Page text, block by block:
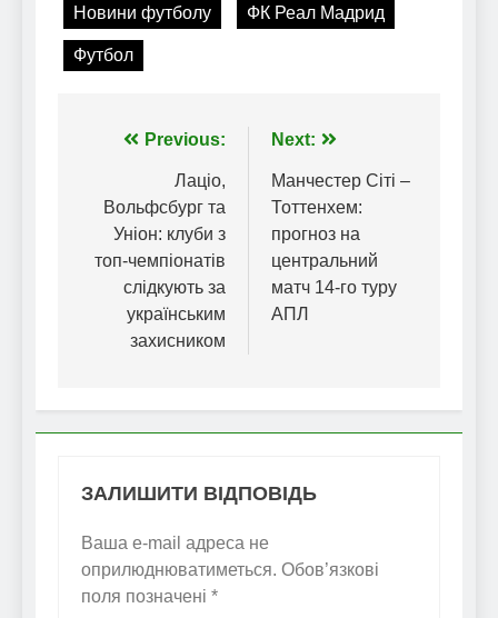
Новини футболу ФК Реал Мадрид
Футбол
Навігація
записів
Previous:
Лаціо,
Вольфсбург та
Уніон: клуби з
топ-чемпіонатів
слідкують за
українським
захисником
Next:
Манчестер Сіті –
Тоттенхем:
прогноз на
центральний
матч 14-го туру
АПЛ
ЗАЛИШИТИ ВІДПОВІДЬ
Ваша e-mail адреса не
оприлюднюватиметься. Обов’язкові
поля позначені *